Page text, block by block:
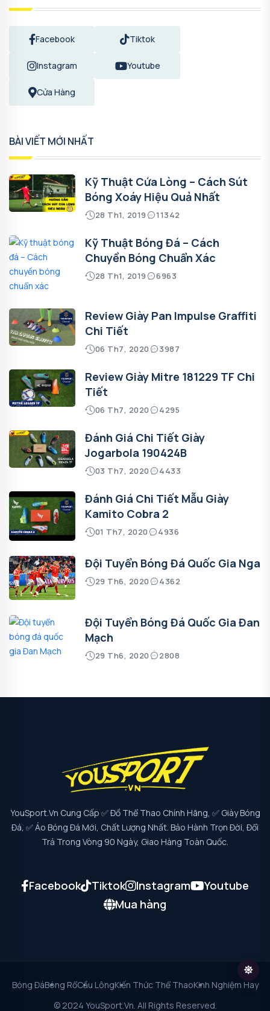
Facebook Tiktok
Instagram Youtube
Cửa Hàng
BÀI VIẾT MỚI NHẤT
Kỹ Thuật Cứa Lòng – Cách Sút
Bóng Xoáy Hiệu Quả Nhất
28 Th1, 2019 11342
Kỹ Thuật Bóng Đá – Cách
Chuyền Bóng Chuẩn Xác
28 Th1, 2019 6963
Review Giày Pan Impulse Graffiti
Chi Tiết
06 Th7, 2020 3987
Review Giày Mitre 181229 TF Chi
Tiết
06 Th7, 2020 4295
Đánh Giá Chi Tiết Giày
Jogarbola 190424B
03 Th7, 2020 4433
Đánh Giá Chi Tiết Mẫu Giày
Kamito Cobra 2
01 Th7, 2020 4936
Đội Tuyển Bóng Đá Quốc Gia Nga
29 Th6, 2020 4362
Đội Tuyển Bóng Đá Quốc Gia Đan
Mạch
29 Th6, 2020 2808
YouSport.vn Cung Cấp ✅ Đồ Thể Thao Chính Hãng, ✅ Giày Bóng
Đá, ✅ Áo Bóng Đá Mới, Chất Lượng Nhất. Bảo Hành Trọn Đời, Đổi
Trả Trong Vòng 90 Ngày, Giao Hàng Toàn Quốc.
Facebook Tiktok Instagram
Youtube
Mua hàng
Bóng ĐáBóng RổCầu LôngKiến Thức Thể ThaoKinh Nghiệm Hay
© 2024 YouSport.vn. All Rights Reserved.